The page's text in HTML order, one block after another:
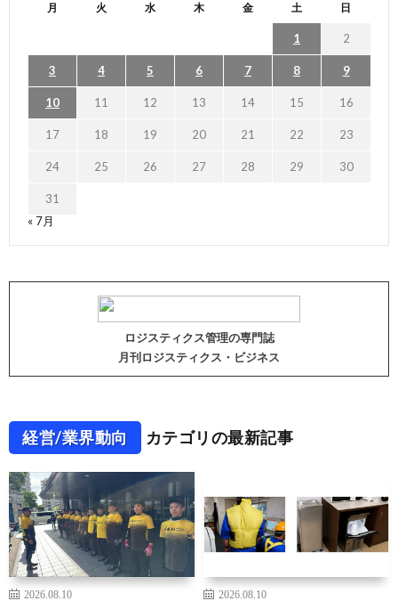
月 火 水 木 金 土 日
1 2
3 4 5 6 7 8 9
10 11 12 13 14 15 16
17 18 19 20 21 22 23
24 25 26 27 28 29 30
31
« 7月
ロジスティクス管理の専門誌
月刊ロジスティクス・ビジネス
経営/業界動向 カテゴリの最新記事
2026.08.10
2026.08.10